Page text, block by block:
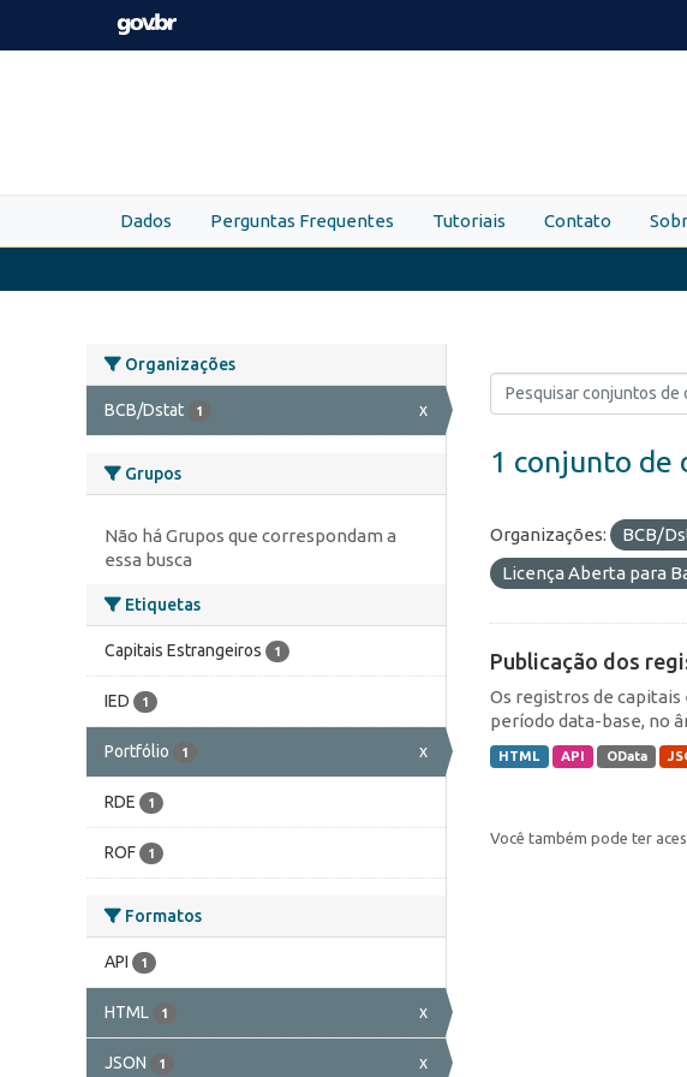
Skip to main content
Dados Perguntas Frequentes Tutoriais Contato
Organizações
BCB/Dstat 1 x
Grupos
Não há Grupos que correspondam a
essa busca
Etiquetas
Capitais Estrangeiros 1
IED 1
Portfólio 1 x
RDE 1
ROF 1
Formatos
API 1
HTML 1 x
JSON 1 x
1 conjunto de
Organizações: BCB/
Licença Aberta para
Publicação dos
Os registros de
período data-base, no
HTML API OData
Você também pode ter